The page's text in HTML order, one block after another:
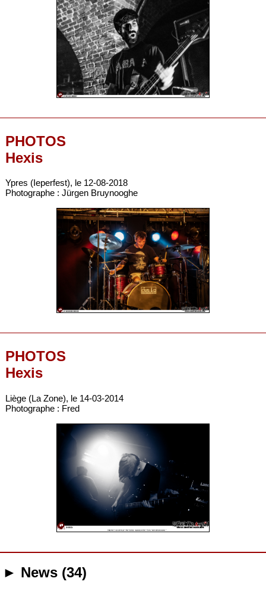
PHOTOS
Hexis
Ypres (Ieperfest), le 12-08-2018
Photographe : Jürgen Bruynooghe
PHOTOS
Hexis
Liège (La Zone), le 14-03-2014
Photographe : Fred
► News (34)